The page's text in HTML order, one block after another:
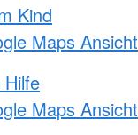
Kind
Maps Ansicht
Maps Ansicht